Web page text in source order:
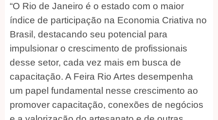
“O Rio de Janeiro é o estado com o maior
índice de participação na Economia Criativa no
Brasil, destacando seu potencial para
impulsionar o crescimento de profissionais
desse setor, cada vez mais em busca de
capacitação. A Feira Rio Artes desempenha
um papel fundamental nesse crescimento ao
promover capacitação, conexões de negócios